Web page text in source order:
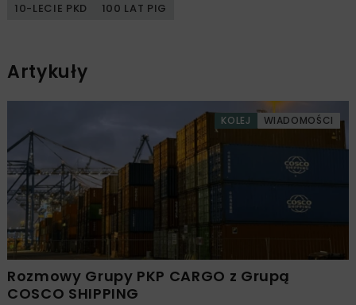
10-LECIE PKD
100 LAT PIG
Artykuły
KOLEJ WIADOMOŚCI
Rozmowy Grupy PKP CARGO z Grupą
COSCO SHIPPING